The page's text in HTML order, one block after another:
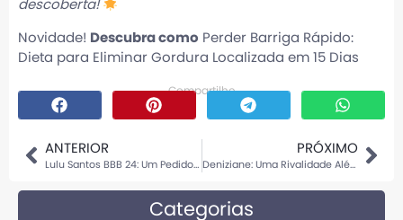
descoberta!
Novidade! Descubra como Perder Barriga Rápido:
Dieta para Eliminar Gordura Localizada em 15 Dias
Compartilhe
ANTERIOR
Lulu Santos BBB 24: Um Pedido Memorável
PRÓXIMO
Deniziane: Uma Rivalidade Além do BBB
Categorias